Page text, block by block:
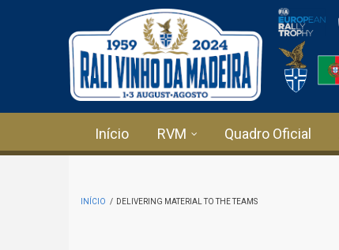
Passar para o conteúdo principal
Início RVM Quadro Oficial
INÍCIO / DELIVERING MATERIAL TO THE TEAMS